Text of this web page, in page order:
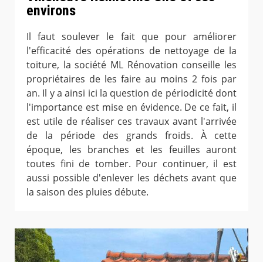
environs
Il faut soulever le fait que pour améliorer
l'efficacité des opérations de nettoyage de la
toiture, la société ML Rénovation conseille les
propriétaires de les faire au moins 2 fois par
an. Il y a ainsi ici la question de périodicité dont
l'importance est mise en évidence. De ce fait, il
est utile de réaliser ces travaux avant l'arrivée
de la période des grands froids. À cette
époque, les branches et les feuilles auront
toutes fini de tomber. Pour continuer, il est
aussi possible d'enlever les déchets avant que
la saison des pluies débute.